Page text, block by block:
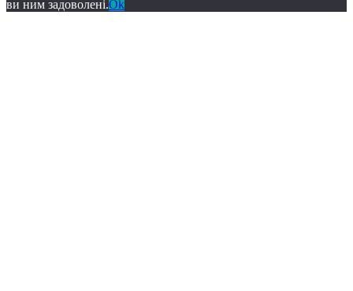
ви ним задоволені.Ok